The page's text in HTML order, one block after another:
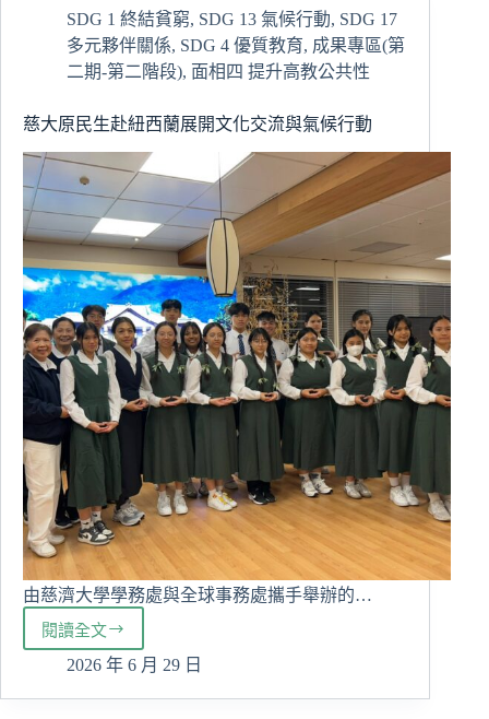
教
育
講
引
領
教
師
向
AI
時
新
角
色
SDG 1 終結貧窮, SDG 13 氣候行動, SDG 17
多元夥伴關係, SDG 4 優質教育, 成果專區(第
二期-第二階段), 面相四 提升高教公共性
慈大原民生赴紐西蘭展開文化交流與氣候行動
由慈濟大學學務處與全球事務處攜手舉辦的…
閱讀全文
慈
大
2026 年 6 月 29 日